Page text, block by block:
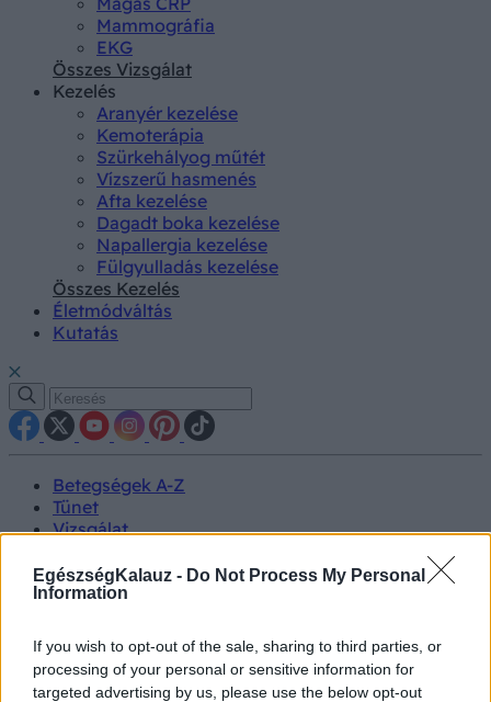
EgészségKalauz - Do Not Process My Personal
Information
If you wish to opt-out of the sale, sharing to third parties, or
processing of your personal or sensitive information for
targeted advertising by us, please use the below opt-out
Mammográfia
EKG
Összes Vizsgálat
Kezelés
Aranyér kezelése
Kemoterápia
Szürkehályog műtét
Vízszerű hasmenés
Afta kezelése
Dagadt boka kezelése
Napallergia kezelése
Fülgyulladás kezelése
Összes Kezelés
Életmódváltás
Kutatás
Betegségek A-Z
Tünet
Vizsgálat
Életmódváltás
Kutatás
Hírek
Videók
Kisállatok egészsége